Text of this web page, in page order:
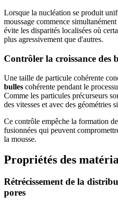
Lorsque la nucléation se produit
moussage commence
évite les disparités localisées où
plus agressivement que d'autres.
Contrôler la croissance des
Une taille de particule cohérente
bulles cohérente pendant le
Comme les particules précurseurs
des vitesses et avec des géométries
Ce contrôle empêche la formation
fusionnées qui peuvent
la mousse.
Propriétés des
Rétrécissement de la
pores